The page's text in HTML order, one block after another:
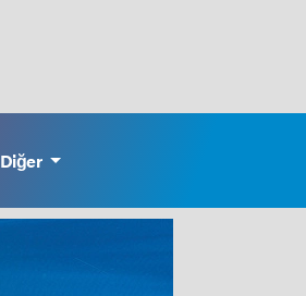
Diğer